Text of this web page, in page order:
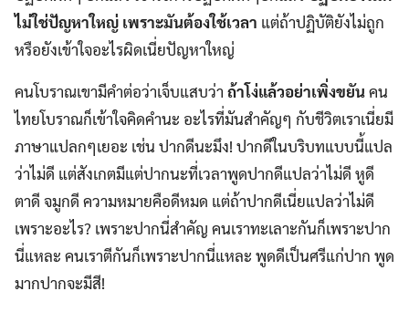
ไม่ใช่ปัญหาใหญ่ เพราะมันต้องใช้เวลา แต่ถ้าปฏิบัติยังไม่ถูก
หรือยังเข้าใจอะไรผิดเนี่ยปัญหาใหญ่
คนโบราณเขามีคำต่อว่าเจ็บแสบว่า ถ้าโง่แล้วอย่าเพิ่งขยันคน
ไทยโบราณก็เข้าใจคิดคำนะ อะไรที่มันสำคัญๆ กับชีวิตเราเนี่ยมี
ภาษาแปลกๆเยอะ เช่น ปากดีนะมึง! ปากดีในบริบทแบบนี้แปล
ว่าไม่ดี แต่สังเกตมีแต่ปากนะที่เวลาพูดปากดีแปลว่าไม่ดี หูดี
ตาดี จมูกดี ความหมายคือดีหมด แต่ถ้าปากดีเนี่ยแปลว่าไม่ดี
เพราะอะไร? เพราะปากนี่สำคัญ คนเราทะเลาะกันก็เพราะปาก
นี่แหละ คนเราตีกันก็เพราะปากนี่แหละ พูดดีเป็นศรีแก่ปาก พูด
มากปากจะมีสี!